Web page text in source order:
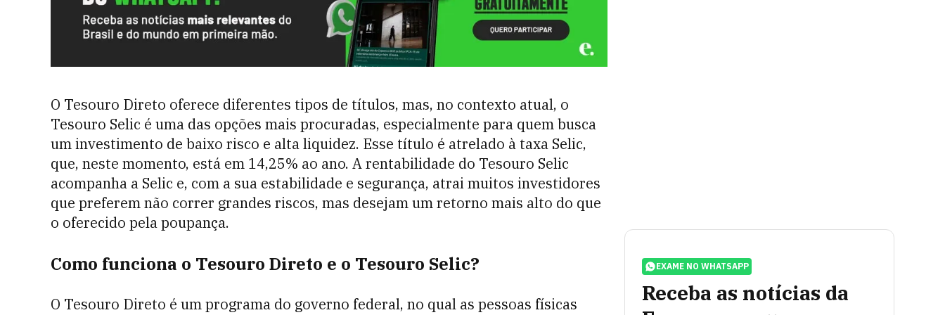
O Tesouro Direto oferece diferentes tipos de títulos, mas, no contexto atual, o
Tesouro Selic é uma das opções mais procuradas, especialmente para quem busca
um investimento de baixo risco e alta liquidez. Esse título é atrelado à taxa Selic,
que, neste momento, está em 14,25% ao ano. A rentabilidade do Tesouro Selic
acompanha a Selic e, com a sua estabilidade e segurança, atrai muitos investidores
que preferem não correr grandes riscos, mas desejam um retorno mais alto do que
o oferecido pela poupança.
Como funciona o Tesouro Direto e o Tesouro Selic?
O Tesouro Direto é um programa do governo federal, no qual as pessoas físicas
EXAME NO WHATSAPP
Receba as notícias da